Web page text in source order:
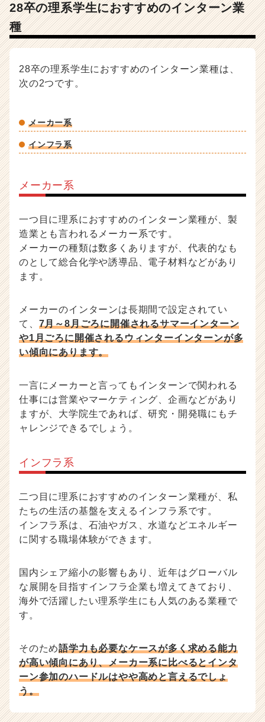
キ
h
a
28卒の理系学生におすすめのインターン業
種
28卒の理系学生におすすめのインターン業種は、
次の2つです。
メーカー系
インフラ系
メーカー系
一つ目に理系におすすめのインターン業種が、製
造業とも言われるメーカー系です。
メーカーの種類は数多くありますが、代表的なも
のとして総合化学や誘導品、電子材料などがあり
ます。
メーカーのインターンは長期間で設定されてい
て、 7月～8月ごろに開催されるサマーインターン
や1月ごろに開催されるウィンターインターンが多
い傾向にあります。
一言にメーカーと言ってもインターンで関われる
仕事には営業やマーケティング、企画などがあり
ますが、大学院生であれば、研究・開発職にもチ
ャレンジできるでしょう。
インフラ系
二つ目に理系におすすめのインターン業種が、私
たちの生活の基盤を支えるインフラ系です。
インフラ系は、石油やガス、水道などエネルギー
に関する職場体験ができます。
国内シェア縮小の影響もあり、近年はグローバル
な展開を目指すインフラ企業も増えてきており、
海外で活躍したい理系学生にも人気のある業種で
す。
そのため語学力も必要なケースが多く求める能力
が高い傾向にあり、メーカー系に比べるとインタ
ーン参加のハードルはやや高めと言えるでしょ
う。